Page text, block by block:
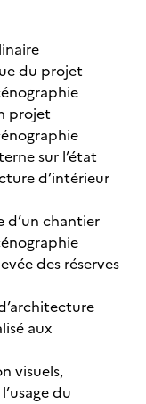
du projet
projet
sur l’état
d’intérieur
d’un chantier
des réserves
aux
visuels,
du